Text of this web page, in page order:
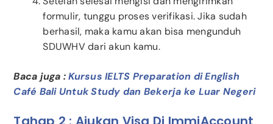
formulir, tunggu proses verifikasi. Jika sudah
berhasil, maka kamu akan bisa mengunduh
SDUWHV dari akun kamu.
Baca juga :Kursus IELTS Preparation di English
Café Bali Untuk Study dan Bekerja ke Luar Negeri